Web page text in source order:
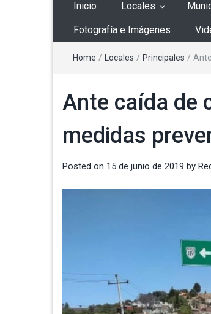
Inicio Locales
Fotografía e Imágenes
Home / Locales / Principales /
Ante caída de
medidas
Posted on 15 de junio de 2019 by